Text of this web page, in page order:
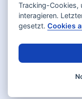
Tracking-Cookies,
interagieren.
gesetzt.Cookies